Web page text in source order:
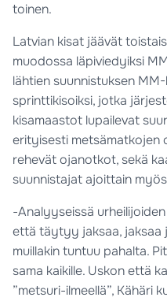
toinen.
Latvian kisat jäävät
muodossa läpiviedyiksi
lähtien suunnistuksen
sprinttikisoiksi, jotka
kisamaastot lupailevat
erityisesti metsämatkojen
rehevät ojanotkot, sekä
suunnistajat ajoittain
-Analyyseissä
että täytyy jaksaa, jaksaa
muillakin tuntuu pahalta.
sama kaikille. Uskon että
”metsuri-ilmeellä”, Kähäri